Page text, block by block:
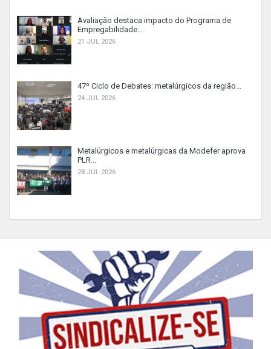
Avaliação destaca impacto do Programa de
Empregabilidade...
21 JUL 2026
47º Ciclo de Debates: metalúrgicos da região...
24 JUL 2026
Metalúrgicos e metalúrgicas da Modefer aprova
PLR...
28 JUL 2026